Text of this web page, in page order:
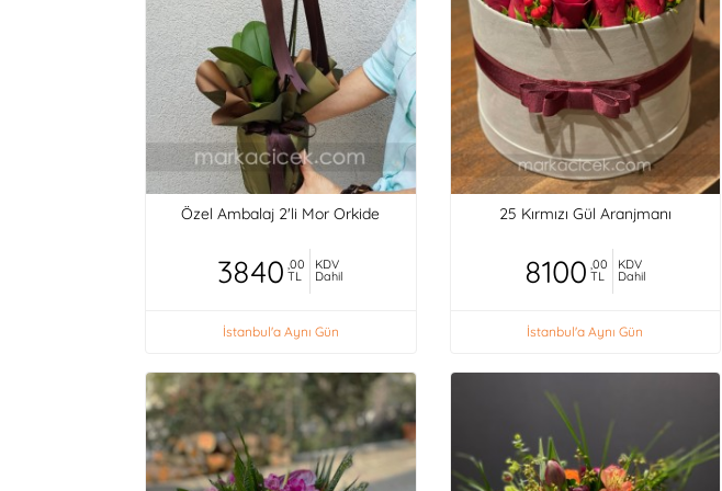
Özel Ambalaj 2'li Mor Orkide
3840 ,00
TL
KDV
Dahil
İstanbul'a Aynı Gün
25 Kırmızı Gül Aranjmanı
8100 ,00
TL
KDV
Dahil
İstanbul'a Aynı Gün